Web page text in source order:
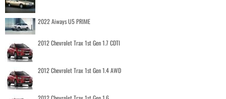
2022 Aiways U5 PRIME
2012 Chevrolet Trax 1st Gen 1.7 CDTI
2012 Chevrolet Trax 1st Gen 1.4 AWD